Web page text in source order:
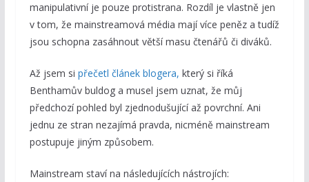
manipulativní je pouze protistrana. Rozdíl je vlastně jen
v tom, že mainstreamová média mají více peněz a tudíž
jsou schopna zasáhnout větší masu čtenářů či diváků.
Až jsem si přečetl článek blogera, který si říká
Benthamův buldog a musel jsem uznat, že můj
předchozí pohled byl zjednodušující až povrchní. Ani
jednu ze stran nezajímá pravda, nicméně mainstream
postupuje jiným způsobem.
Mainstream staví na následujících nástrojích: